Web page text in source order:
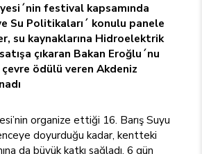
festival kapsamında
Su Politikaları´ konulu panele
su kaynaklarına Hidroelektrik
çıkaran Bakan Eroğlu´nu
ödülü veren Akdeniz
organize ettiği 16. Barış Suyu
doyurduğu kadar, kentteki
da büyük katkı sağladı. 6 gün